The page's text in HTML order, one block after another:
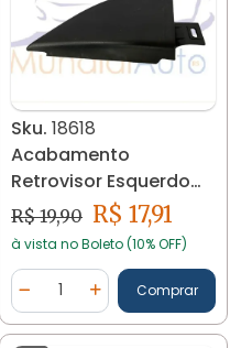
Sku. 18618
Acabamento
Retrovisor Esquerdo
Saveiro G6
5u3837973a 18618
R$ 19,90 R$ 17,91
à vista no Boleto (10% OFF)
Diminuir Quantidade
Quantidade
AdicionarComprar